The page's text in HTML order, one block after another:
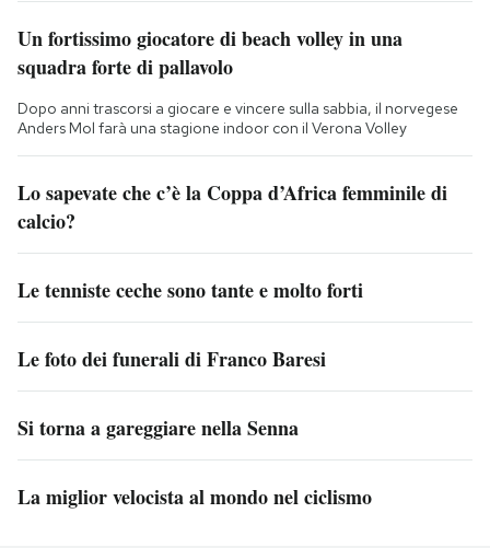
Un fortissimo giocatore di beach volley in una
squadra forte di pallavolo
Dopo anni trascorsi a giocare e vincere sulla sabbia, il norvegese
Anders Mol farà una stagione indoor con il Verona Volley
Lo sapevate che c’è la Coppa d’Africa femminile di
calcio?
Le tenniste ceche sono tante e molto forti
Le foto dei funerali di Franco Baresi
Si torna a gareggiare nella Senna
La miglior velocista al mondo nel ciclismo